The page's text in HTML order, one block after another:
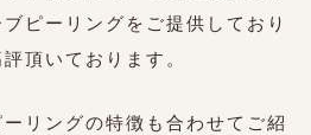
ピーリングをご提供しており
頂いております。
リングの特徴も合わせてご紹